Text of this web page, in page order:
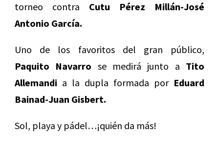
torneo contra Cutu Pérez Millán-José
Antonio García.
Uno de los favoritos del gran público,
Paquito Navarro se medirá junto a Tito
Allemandi a la dupla formada porEduard
Bainad-Juan Gisbert.
Sol, playa y pádel…¡quién da más!